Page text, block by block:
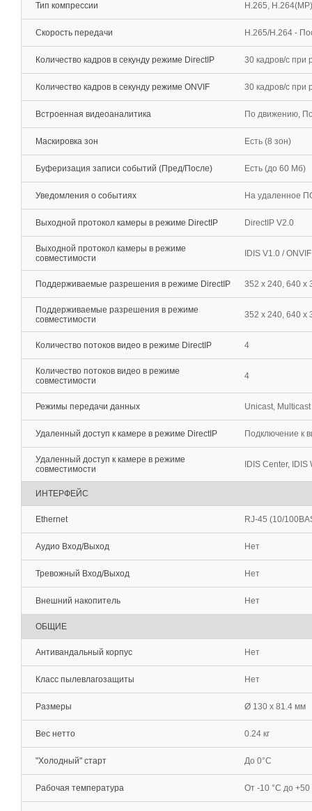
Тип компрессии H.265,
Скорость передачи H.265/H.264 -
Количество кадров в секунду режиме DirectIP 30 кадров/с при
Количество кадров в секунду режиме ONVIF 30 кадров/c при
Встроенная видеоаналитика По движению,
Маскировка зон Есть (8 зон)
Буферизация записи событий (Пред/После) Есть (до 60 Мб)
Уведомления о событиях На удаленное
Выходной протокол камеры в режиме DirectIP DirectIP V2.0
Выходной протокол камеры в режиме
совместимости
IDIS V1.0 /
Поддерживаемые разрешения в режиме DirectIP 352 x 240, 640 x
Поддерживаемые разрешения в режиме
совместимости
352 x 240, 640 х
Количество потоков видео в режиме DirectIP 4
Количество потоков видео в режиме
совместимости
4
Режимы передачи данных Unicast, Multicast
Удаленный доступ к камере в режиме DirectIP Подключение к
Удаленный доступ к камере в режиме
совместимости
IDIS Center,
ИНТЕРФЕЙС
Ethernet RJ-45 (10/
Аудио Вход/Выход Нет
Тревожный Вход/Выход Нет
Внешний накопитель Нет
ОБЩИЕ
Антивандальный корпус Нет
Класс пылевлагозащиты Нет
Размеры Ø 130 x 81.4 мм
Вес нетто 0.24 кг
"Холодный" старт До 0°С
Рабочая температура От -10 °С до +50